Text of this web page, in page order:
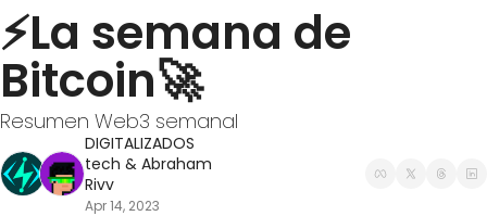
⚡La semana de
Bitcoin🚀
Resumen Web3 semanal
DIGITALIZADOS
tech & Abraham
Rivv
Apr 14, 2023